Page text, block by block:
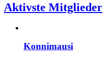
Aktivste Mitglieder
Konnimausi